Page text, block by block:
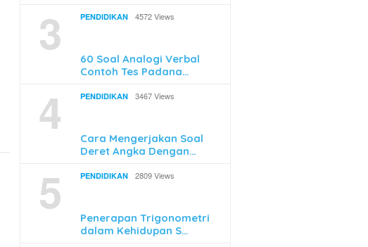
3 PENDIDIKAN 4572 Views
60 Soal Analogi Verbal
Contoh Tes Padana…
4 PENDIDIKAN 3467 Views
Cara Mengerjakan Soal
Deret Angka Dengan…
5 PENDIDIKAN 2809 Views
Penerapan Trigonometri
dalam Kehidupan S…